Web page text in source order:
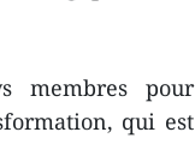
membres pour
qui est